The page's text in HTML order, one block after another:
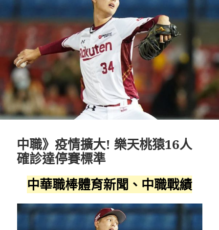
中職》疫情擴大! 樂天桃猿16人
確診達停賽標準
中華職棒體育新聞、中職戰績